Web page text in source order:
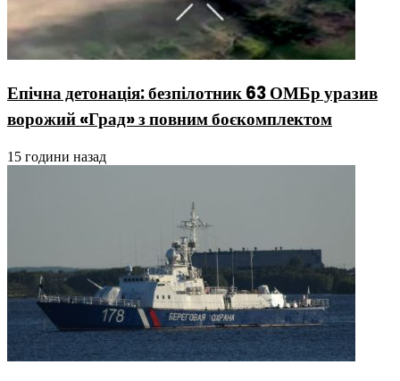
Епічна детонація: безпілотник 63 ОМБр уразив
ворожий «Град» з повним боєкомплектом
15 години назад